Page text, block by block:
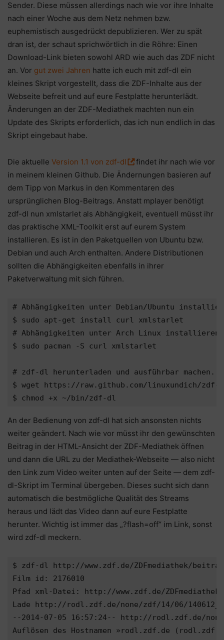
Sender. Diese müssen allerdings nach wie vor ihre Inhalte
nach einer Woche aus dem Netz nehmen bzw.
euphemistisch ausgedrückt depublizieren. Wer zu spät
dran ist, der schaut sprichwörtlich in die Röhre: Einen
Download-Link bieten sowohl ARD wie auch das ZDF nicht
an. Vor gut zwei Jahren hatte ich euch mit zdf-dl ein
kleines Skript vorgestellt, dass die ZDF-Inhalte aus der
Webseite befreit und auf eure Festplatte herunterlädt.
Änderungen an der ZDF-Mediathek machten nun ein
Update des Skripts erforderlich, das ich nun endlich in das
Skript eingebaut habe.
Die aktuelle Version 1.1 von zdf-dl
findet ihr nach wie vor
in meinem kleinen Github. Die Ändernungen basieren auf
dem Tipp von Markus in den Kommentaren des
ursprünglichen Blog-Beitrags. Anstatt mplayer benötigt
zdf-dl nun xmlstarlet als Abhängigkeit, eventuell müsst ihr
das praktische XML-Toolkit erst auf eurem System
installieren. Es ist in den Paketquellen von Ubuntu bzw.
Debian und auch Arch enthalten. Andere Distributionen
sollten die Abhängigkeiten ebenfalls in ihrer
Paketverwaltung mit sich führen.
# Abhängigkeiten unter Debian/Ubuntu
$ sudo apt-get install curl xmlstarlet
# Abhängigkeiten unter Arch Linux
$ sudo pacman -S curl xmlstarlet
# zdf-dl herunterladen und ausführbar machen...
$ wget https://raw.github.com/linuxundich/
$ chmod +x ~/bin/zdf-dl
An der Bedienung von zdf-dl hat sich ansonsten nichts
weiter geändert. Nach wie vor müsst ihr den gewünschten
Beitrag in der HTML-Ansicht der ZDF-Mediathek öffnen
und dann die URL zu der Mediathek-Webseite — also nicht
den Link zum Video weiter unten auf der Seite — dem zdf-
dl-Skript im Terminal übergeben. Dieses sucht sich dann
automatisch die bestmögliche Qualität des Streams
heraus und lädt das Video dann auf eure Festplatte
herunter. Wichtig ist immer das „?flash=off“ im Link, sonst
wird zdf-dl meckern.
$ zdf-dl http://www.zdf.de/ZDFmediathek/
Film id: 2176010
Pfad xml-Datei: http://www.zdf.de/
Lade http://rodl.zdf.de/none/zdf/14/06/
--2014-07-05 16:57:24-- http://rodl.zdf.de/none/
Auflösen des Hostnamen »rodl.zdf.de